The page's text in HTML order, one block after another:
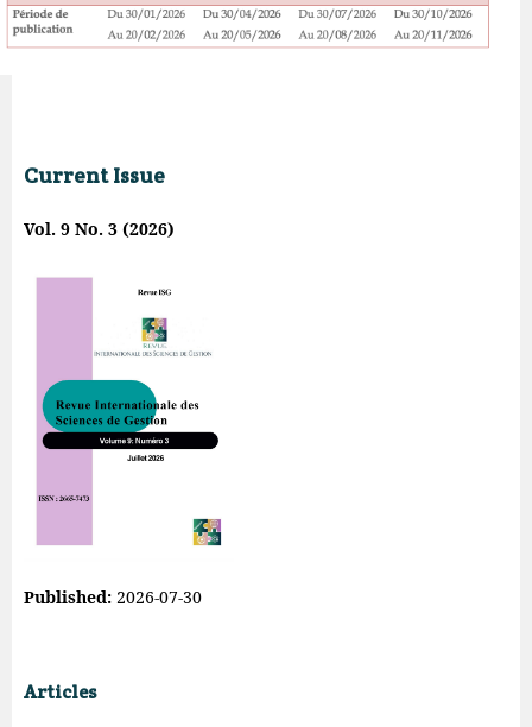
Current Issue
Vol. 9 No. 3 (2026)
Published: 2026-07-30
Articles